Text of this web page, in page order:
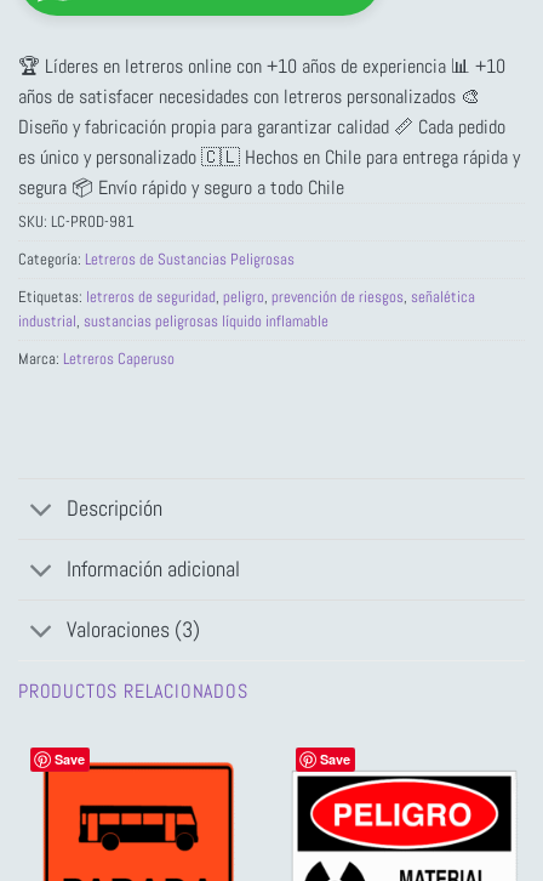
🏆 Líderes en letreros online con +10 años de experiencia 📊 +10
años de satisfacer necesidades con letreros personalizados 🎨
Diseño y fabricación propia para garantizar calidad 📏 Cada pedido
es único y personalizado 🇨🇱 Hechos en Chile para entrega rápida y
segura 📦 Envío rápido y seguro a todo Chile
SKU: LC-PROD-981
Categoría: Letreros de Sustancias Peligrosas
Etiquetas: letreros de seguridad, peligro, prevención de riesgos, señalética
industrial, sustancias peligrosas líquido inflamable
Marca: Letreros Caperuso
Descripción
Información adicional
Valoraciones (3)
PRODUCTOS RELACIONADOS
Save Save